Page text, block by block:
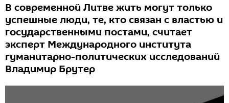
В современной Литве жить могут только
успешные люди, те, кто связан с властью и
государственными постами, считает
эксперт Международного института
гуманитарно-политических исследований
Владимир Брутер